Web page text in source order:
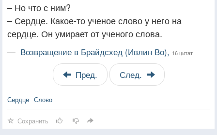
– Но что с ним?
– Сердце. Какое-то ученое слово у него на
сердце. Он умирает от ученого слова.
— Возвращение в Брайдсхед (Ивлин Во), 16 цитат
Пред. След.
Сердце Слово
Сохранить